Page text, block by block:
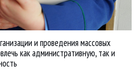
и проведения массовых
как административную, так и